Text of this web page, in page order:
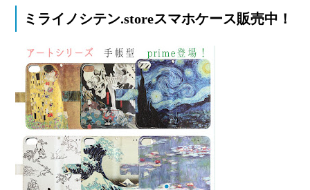
ミライノシテン.storeスマホケース販売中！